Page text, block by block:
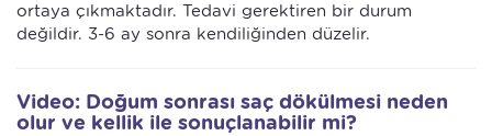
ortaya çıkmaktadır. Tedavi gerektiren bir durum
değildir. 3-6 ay sonra kendiliğinden düzelir.
Video: Doğum sonrası saç dökülmesi neden
olur ve kellik ile sonuçlanabilir mi?